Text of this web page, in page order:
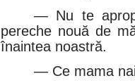
— Nu te
pereche nouă de
înaintea noastră.
— Ce mama